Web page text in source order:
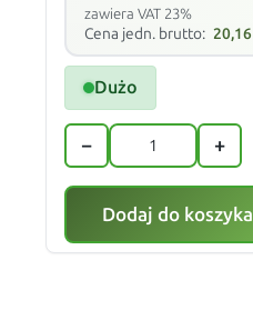
zawiera VAT 23%
Cena jedn. brutto: 20,16
Dużo
− +
Dodaj do koszyka